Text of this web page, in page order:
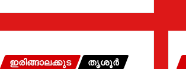
ഇരിങ്ങാലക്കുട
തൃശൂർ